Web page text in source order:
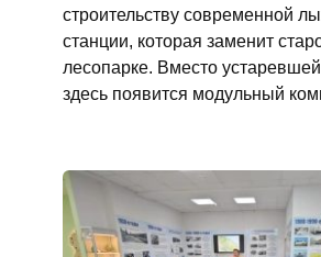
строительству современной
станции, которая заменит
лесопарке. Вместо
здесь появится модульный